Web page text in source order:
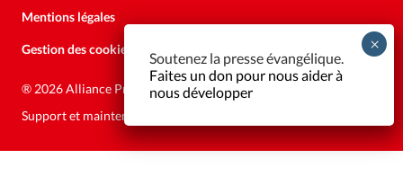
Mentions légales
Gestion des cookies
® 2026 Alliance Presse
Support et maintenance:
Soutenez la presse évangélique.
Faites un don pour nous aider à
nous développer